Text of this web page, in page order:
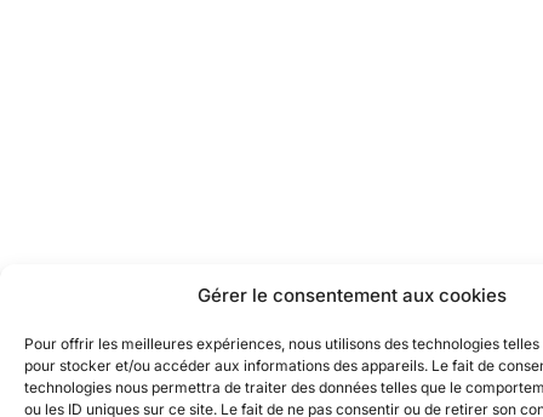
Gérer le consentement aux cookies
Pour offrir les meilleures expériences, nous utilisons des technologies
pour stocker et/ou accéder aux informations des appareils. Le fait de
technologies nous permettra de traiter des données telles que le
ou les ID uniques sur ce site. Le fait de ne pas consentir ou de retirer son